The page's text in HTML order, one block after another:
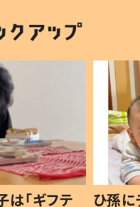
は「ギフテ
ひ孫